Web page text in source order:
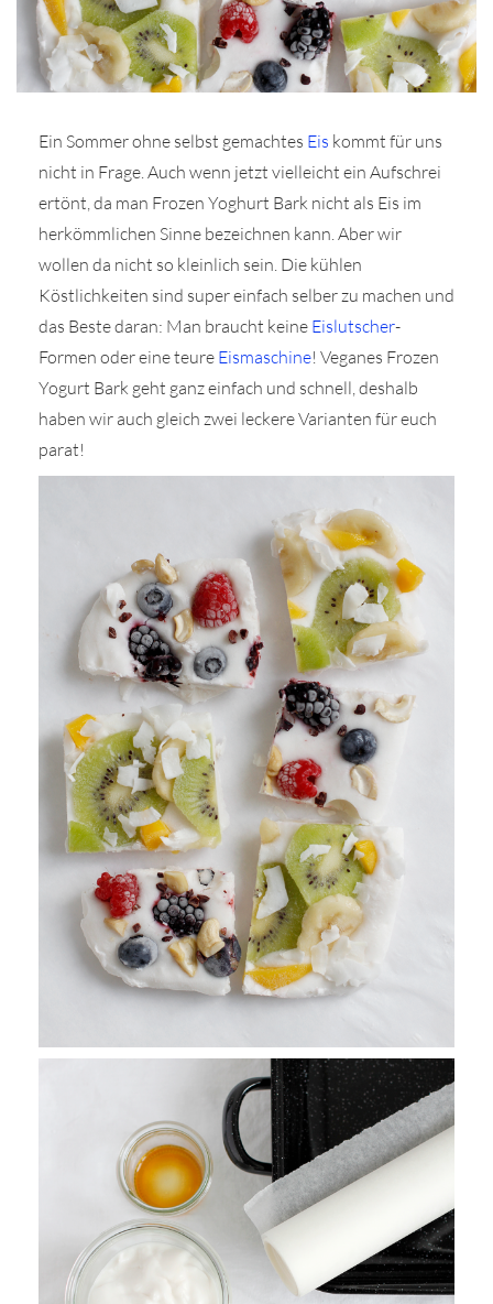
Ein Sommer ohne selbst gemachtes Eis kommt für uns
nicht in Frage. Auch wenn jetzt vielleicht ein Aufschrei
ertönt, da man Frozen Yoghurt Bark nicht als Eis im
herkömmlichen Sinne bezeichnen kann. Aber wir
wollen da nicht so kleinlich sein. Die kühlen
Köstlichkeiten sind super einfach selber zu machen und
das Beste daran: Man braucht keine Eislutscher-
Formen oder eine teure Eismaschine! Veganes Frozen
Yogurt Bark geht ganz einfach und schnell, deshalb
haben wir auch gleich zwei leckere Varianten für euch
parat!